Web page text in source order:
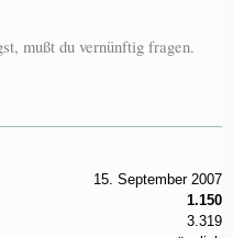
mußt du vernünftig fragen.
15. September 2007
1.150
3.319